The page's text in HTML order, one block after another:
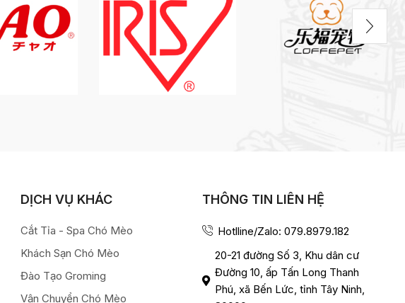
DỊCH VỤ KHÁC
Cắt Tỉa - Spa Chó Mèo
Khách Sạn Chó Mèo
Đào Tạo Groming
Vận Chuyển Chó Mèo
THÔNG TIN LIÊN HỆ
Hotlline/Zalo: 079.8979.182
20-21 đường Số 3, Khu dân cư
Đường 10, ấp Tấn Long Thanh
Phú, xã Bến Lức, tỉnh Tây Ninh,